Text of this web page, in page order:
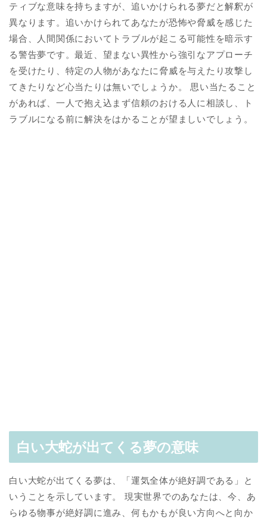
ティブな意味を持ちますが、追いかけられる夢だと解釈が
異なります。追いかけられてあなたが恐怖や脅威を感じた
場合、人間関係においてトラブルが起こる可能性を暗示す
る警告夢です。最近、望まない異性から強引なアプローチ
を受けたり、特定の人物があなたに脅威を与えたり攻撃し
てきたりなど心当たりは無いでしょうか。 思い当たること
があれば、一人で抱え込まず信頼のおける人に相談し、ト
ラブルになる前に解決をはかることが望ましいでしょう。
白い大蛇が出てくる夢の意味
白い大蛇が出てくる夢は、「運気全体が絶好調である」と
いうことを示しています。 現実世界でのあなたは、今、あ
らゆる物事が絶好調に進み、何もかもが良い方向へと向か